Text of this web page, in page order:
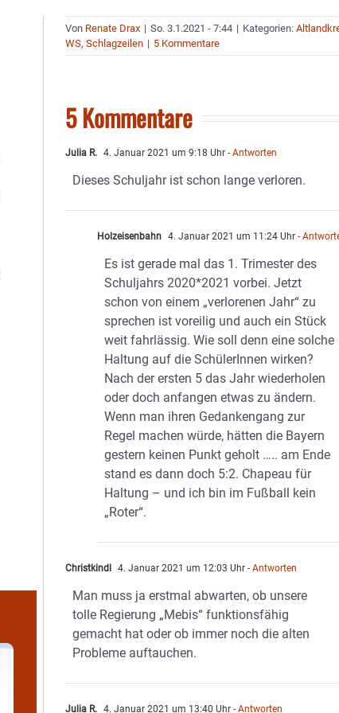
Von Renate Drax | So. 3.1.2021 - 7:44 | Kategorien:
WS,Schlagzeilen | 5 Kommentare
5 Kommentare
Julia R. 4. Januar 2021 um 9:18 Uhr - Antworten
Dieses Schuljahr ist schon lange verloren.
Holzeisenbahn 4. Januar 2021 um 11:24 Uhr -
Es ist gerade mal das 1. Trimester des
Schuljahrs 2020*2021 vorbei. Jetzt
schon von einem „verlorenen Jahr“ zu
sprechen ist voreilig und auch ein Stück
weit fahrlässig. Wie soll denn eine solche
Haltung auf die SchülerInnen wirken?
Nach der ersten 5 das Jahr wiederholen
oder doch anfangen etwas zu ändern.
Wenn man ihren Gedankengang zur
Regel machen würde, hätten die Bayern
gestern keinen Punkt geholt ….. am Ende
stand es dann doch 5:2. Chapeau für
Haltung – und ich bin im Fußball kein
„Roter“.
Christkindl 4. Januar 2021 um 12:03 Uhr - Antworten
Man muss ja erstmal abwarten, ob unsere
tolle Regierung „Mebis“ funktionsfähig
gemacht hat oder ob immer noch die alten
Probleme auftauchen.
Julia R. 4. Januar 2021 um 13:40 Uhr - Antworten